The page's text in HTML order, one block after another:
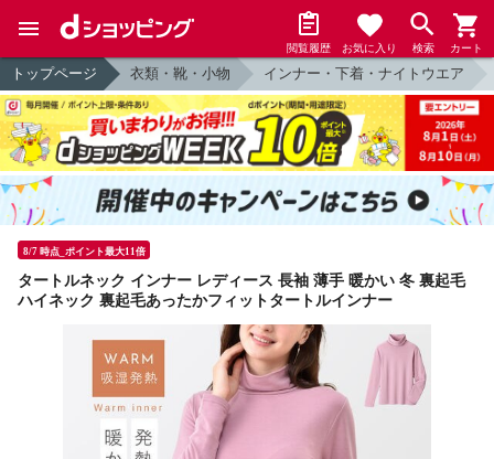
閲覧履歴 お気に入り 検索 カート
トップページ 衣類・靴・小物 インナー・下着・ナイトウエア
8/7 時点_ポイント最大11倍
タートルネック インナー レディース 長袖 薄手 暖かい 冬 裏起毛
ハイネック 裏起毛あったかフィットタートルインナー